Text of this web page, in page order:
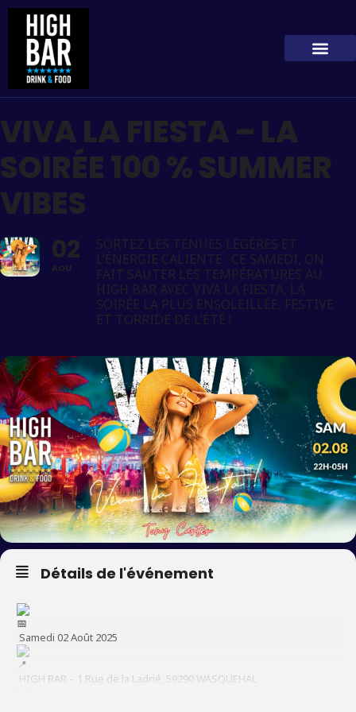
VIVA LA FIESTA – LA
SOIRÉE 100 % SUMMER
VIBES
02
AOU
SORTEZ LES TENUES LÉGÈRES ET
L’ÉNERGIE CALIENTE : CE SAMEDI, ON
FAIT SAUTER LES TEMPÉRATURES AU
HIGH BAR AVEC VIVA LA FIESTA, LA
SOIRÉE LA PLUS ENSOLEILLÉE, FESTIVE
ET TORRIDE DE L’ÉTÉ !
Détails de l'événement
Samedi 02 Août 2025
HIGH BAR – 1 Rue de la Ladrié, 59290 WASQUEHAL